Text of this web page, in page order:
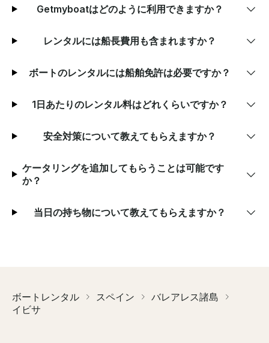
Getmyboatはどのように利用できますか？
レンタルには船長費用も含まれますか？
ボートのレンタルには船舶免許は必要ですか？
1日あたりのレンタル料はどれくらいですか？
安全対策について教えてもらえますか？
ケータリングを追加してもらうことは可能です
か？
当日の持ち物について教えてもらえますか？
ボートレンタル スペイン
バレアレス諸島
イビサ